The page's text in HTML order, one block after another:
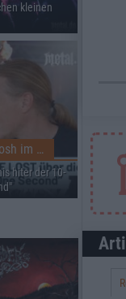
kleinen
Paradise Lost - Greg Mackintosh im Interview auf dem RHZ
hiter der 10-